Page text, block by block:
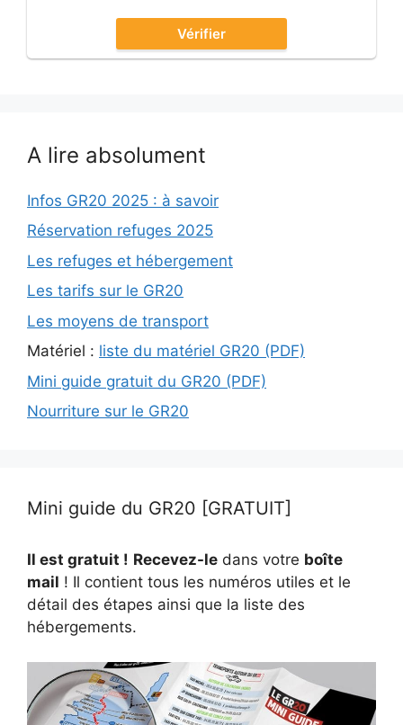
Vérifier
A lire absolument
Infos GR20 2025 : à savoir
Réservation refuges 2025
Les refuges et hébergement
Les tarifs sur le GR20
Les moyens de transport
Matériel : liste du matériel GR20 (PDF)
Mini guide gratuit du GR20 (PDF)
Nourriture sur le GR20
Mini guide du GR20 [GRATUIT]
Il est gratuit ! Recevez-le dans votre boîte
mail ! Il contient tous les numéros utiles et le
détail des étapes ainsi que la liste des
hébergements.